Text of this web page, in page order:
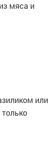
мяса и
или